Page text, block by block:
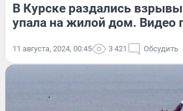
В Курске раздались
упала на жилой дом. Видео
11 августа, 2024, 00:45 3 421 Обсудить